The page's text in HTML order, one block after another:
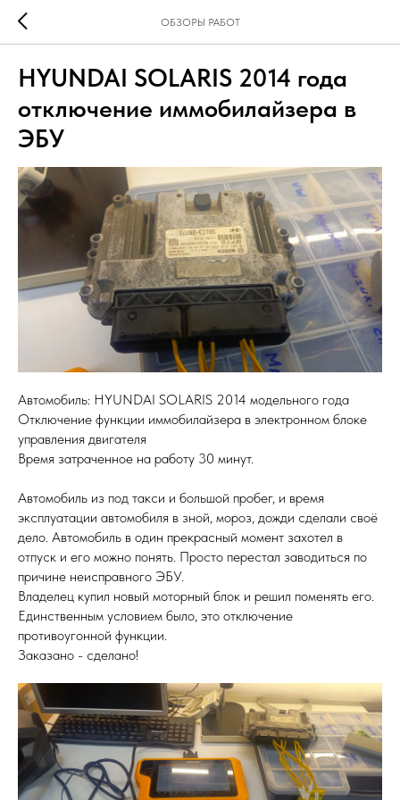
ОБЗОРЫ РАБОТ
HYUNDAI SOLARIS 2014 года
отключение иммобилайзера в
ЭБУ
Автомобиль: HYUNDAI SOLARIS 2014 модельного года
Отключение функции иммобилайзера в электронном блоке
управления двигателя
Время затраченное на работу 30 минут.
Автомобиль из под такси и большой пробег, и время
эксплуатации автомобиля в зной, мороз, дожди сделали своё
дело. Автомобиль в один прекрасный момент захотел в
отпуск и его можно понять. Просто перестал заводиться по
причине неисправного ЭБУ.
Владелец купил новый моторный блок и решил поменять его.
Единственным условием было, это отключение
противоугонной функции.
Заказано - сделано!